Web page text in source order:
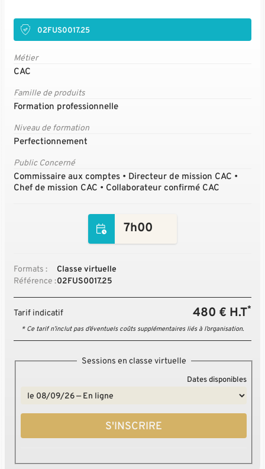
02FUS0017.25
Métier
CAC
Famille de produits
Formation professionnelle
Niveau de formation
Perfectionnement
Public Concerné
Commissaire aux comptes • Directeur de mission CAC •
Chef de mission CAC • Collaborateur confirmé CAC
7h00
Formats :
Classe virtuelle
Référence :02FUS0017.25
Tarif indicatif 480 € H.T*
* Ce tarif n’inclut pas d’éventuels coûts supplémentaires liés à l’organisation.
Sessions en classe virtuelle
Dates disponibles
S'INSCRIRE